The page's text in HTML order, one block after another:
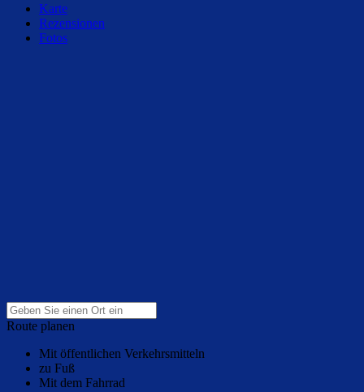
Karte
Rezensionen
Fotos
Route planen
Mit öffentlichen Verkehrsmitteln
zu Fuß
Mit dem Fahrrad